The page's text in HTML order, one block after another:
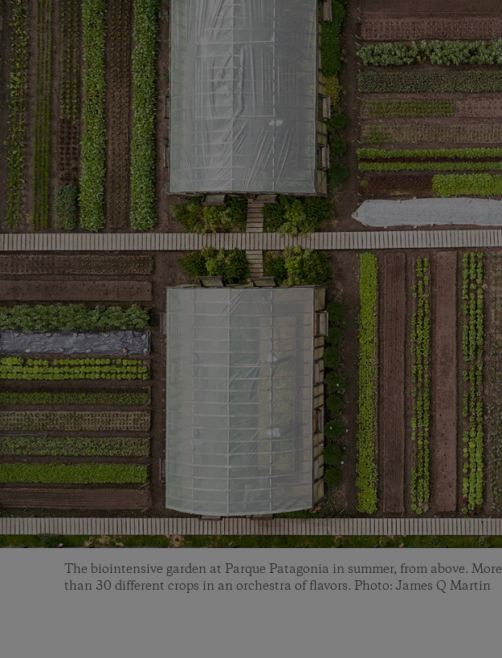
The biointensive garden at Parque Patagonia in summer, from above. More
than 30 different crops in an orchestra of flavors. Photo: James Q Martin